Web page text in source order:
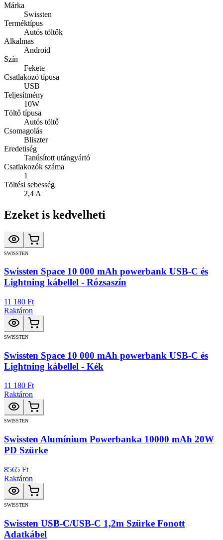
Márka
Swissten
Terméktípus
Autós töltők
Alkalmas
Android
Szín
Fekete
Csatlakozó típusa
USB
Teljesítmény
10W
Töltő típusa
Autós töltő
Csomagolás
Bliszter
Eredetiség
Tanúsított utángyártó
Csatlakozók száma
1
Töltési sebesség
2,4 A
Ezeket is kedvelheti
SWISSTEN
Swissten Space 10 000 mAh powerbank USB-C és
Lightning kábellel - Rózsaszín
11 180 Ft
Raktáron
SWISSTEN
Swissten Space 10 000 mAh powerbank USB-C és
Lightning kábellel - Kék
11 180 Ft
Raktáron
SWISSTEN
Swissten Alumínium Powerbanka 10000 mAh 20W
PD Szürke
8565 Ft
Raktáron
SWISSTEN
Swissten USB-C/USB-C 1,2m Szürke Fonott
Adatkábel